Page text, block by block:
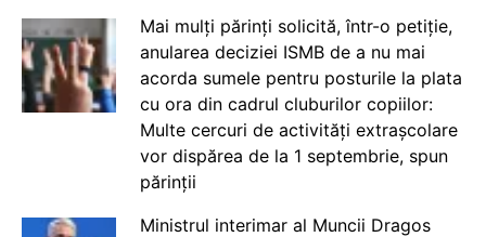
Mai mulți părinți solicită, într-o petiție,
anularea deciziei ISMB de a nu mai
acorda sumele pentru posturile la plata
cu ora din cadrul cluburilor copiilor:
Multe cercuri de activități extrașcolare
vor dispărea de la 1 septembrie, spun
părinții
Ministrul interimar al Muncii Dragos